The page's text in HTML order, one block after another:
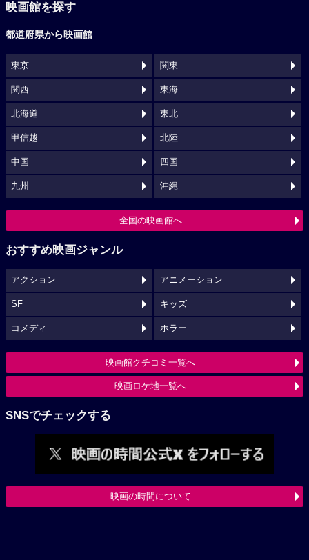
映画館を探す
都道府県から映画館
東京 関東
関西 東海
北海道 東北
甲信越 北陸
中国 四国
九州 沖縄
全国の映画館へ
おすすめ映画ジャンル
アクション アニメーション
SF キッズ
コメディ ホラー
映画館クチコミ一覧へ
映画ロケ地一覧へ
SNSでチェックする
映画の時間について